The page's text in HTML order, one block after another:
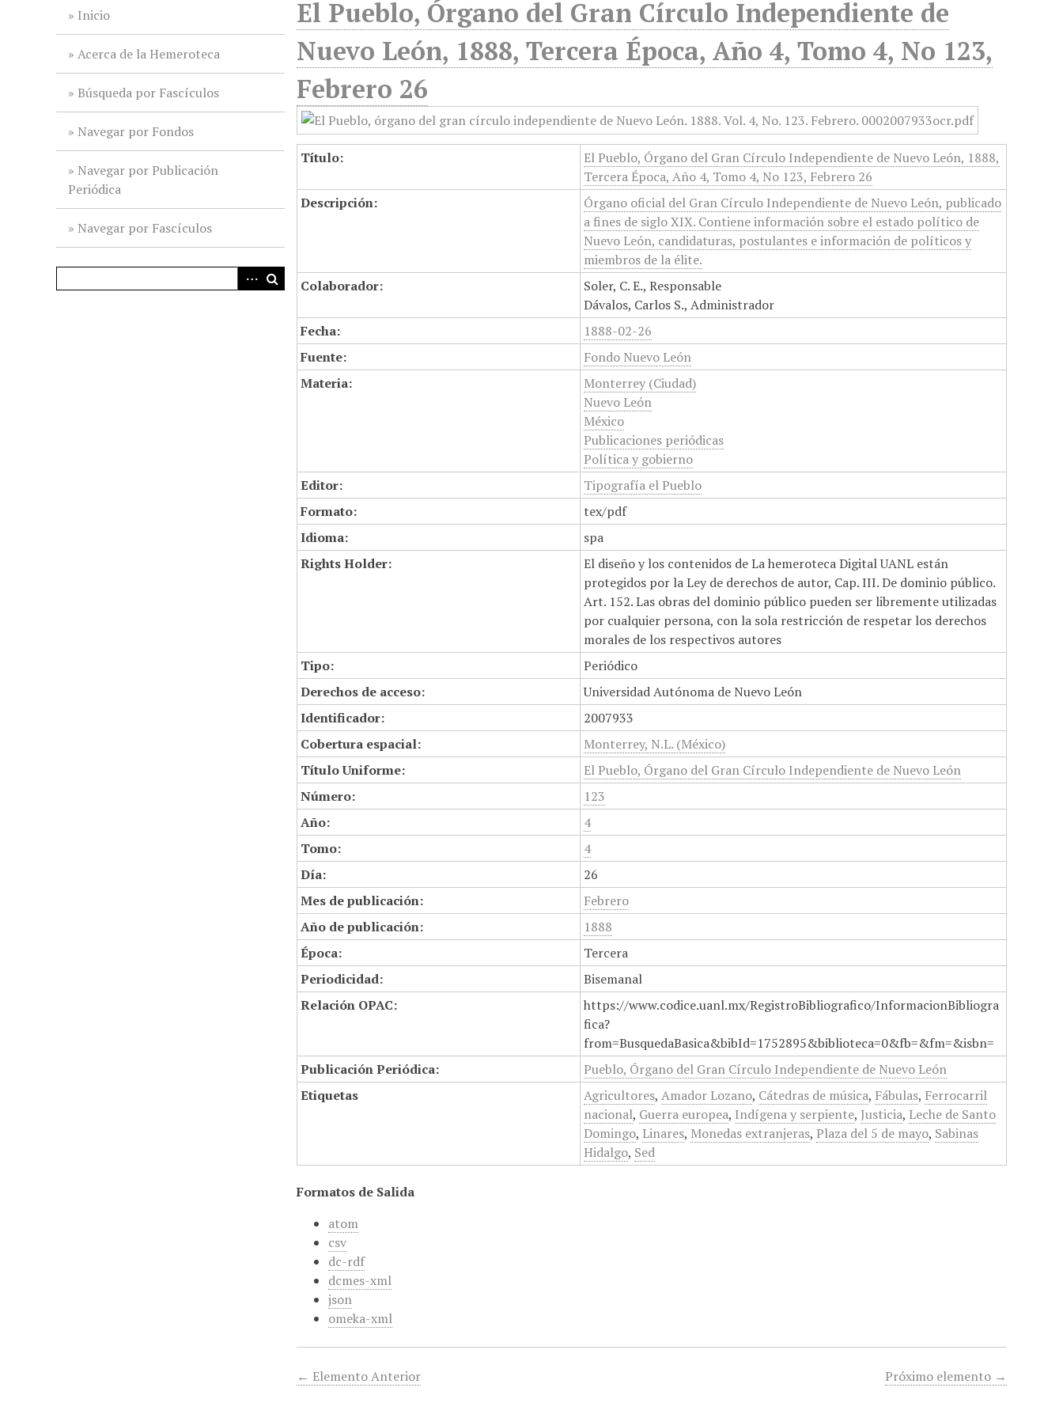
Inicio
Acerca de la Hemeroteca
Búsqueda por Fascículos
Navegar por Fondos
Navegar por Publicación
Periódica
Navegar por Fascículos
El Pueblo, Órgano del Gran Círculo Independiente de
Nuevo León, 1888, Tercera Época, Año 4, Tomo 4, No 123,
Febrero 26
Título:
El Pueblo, Órgano del Gran Círculo Independiente de Nuevo León, 1888,
Tercera Época, Año 4, Tomo 4, No 123, Febrero 26
Descripción:
Órgano oficial del Gran Círculo Independiente de Nuevo León, publicado
a fines de siglo XIX. Contiene información sobre el estado político de
Nuevo León, candidaturas, postulantes e información de políticos y
miembros de la élite.
Colaborador:
Soler, C. E., Responsable
Dávalos, Carlos S., Administrador
Fecha:
1888-02-26
Fuente:
Fondo Nuevo León
Materia:
Monterrey (Ciudad)
Nuevo León
México
Publicaciones periódicas
Política y gobierno
Editor:
Tipografía el Pueblo
Formato:
tex/pdf
Idioma:
spa
Rights Holder:
El diseño y los contenidos de La hemeroteca Digital UANL están
protegidos por la Ley de derechos de autor, Cap. III. De dominio público.
Art. 152. Las obras del dominio público pueden ser libremente utilizadas
por cualquier persona, con la sola restricción de respetar los derechos
morales de los respectivos autores
Tipo:
Periódico
Derechos de acceso:
Universidad Autónoma de Nuevo León
Identificador:
2007933
Cobertura espacial:
Monterrey, N.L. (México)
Título Uniforme:
El Pueblo, Órgano del Gran Círculo Independiente de Nuevo León
Número:
123
Año:
4
Tomo:
4
Día:
26
Mes de publicación:
Febrero
Año de publicación:
1888
Época:
Tercera
Periodicidad:
Bisemanal
Relación OPAC:
https://www.codice.uanl.mx/RegistroBibliografico/InformacionBibliogra
fica?
from=BusquedaBasica&bibId=1752895&biblioteca=0&fb=&fm=&isbn=
Publicación Periódica:
Pueblo, Órgano del Gran Círculo Independiente de Nuevo León
Etiquetas
Agricultores,Amador Lozano, Cátedras de música, Fábulas, Ferrocarril
nacional, Guerra europea, Indígena y serpiente, Justicia, Leche de Santo
Domingo, Linares, Monedas extranjeras, Plaza del 5 de mayo, Sabinas
Hidalgo, Sed
Formatos de Salida
atom
csv
dc-rdf
dcmes-xml
json
omeka-xml
← Elemento Anterior Próximo elemento →